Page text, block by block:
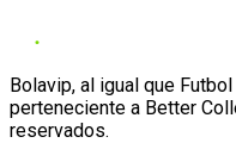
Bolavip, al igual que
perteneciente a Better
reservados.